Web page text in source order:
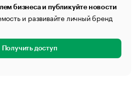
бизнеса и публикуйте новости
и развивайте личный бренд
Получить доступ